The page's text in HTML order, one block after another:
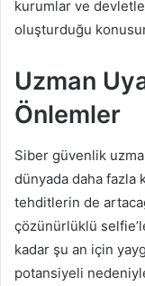
kurumlar ve
oluşturduğu
Uzman
Önlemler
Siber güvenlik
dünyada daha fazla
tehditlerin de
çözünürlüklü
kadar şu an için
potansiyeli